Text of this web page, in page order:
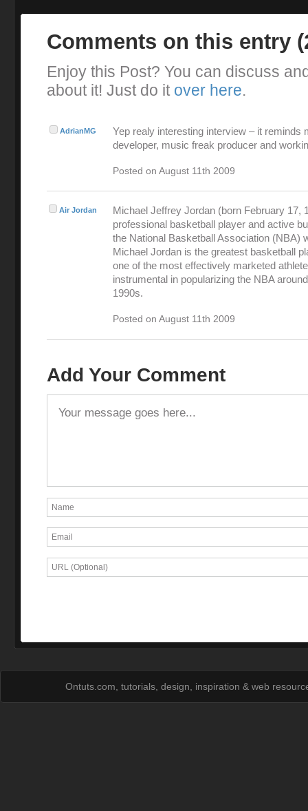
Comments on this entry
Enjoy this Post? You can discuss
about it! Just do it over here.
AdrianMG
Yep realy interesting interview – it reminds
developer, music freak producer and
Posted on August 11th 2009
Air Jordan
Michael Jeffrey Jordan (born February 17,
professional basketball player and active
the National Basketball Association (NBA)
Michael Jordan is the greatest basketball
one of the most effectively marketed
instrumental in popularizing the NBA
1990s.
Posted on August 11th 2009
Add Your Comment
Ontuts.com, tutorials, design, inspiration & web